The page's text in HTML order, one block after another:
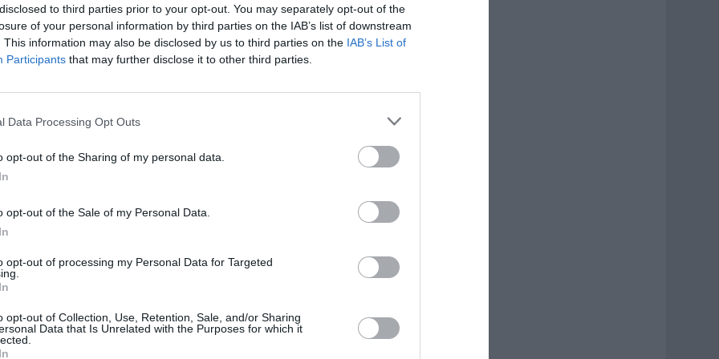
to third parties prior to your opt-out. You may separately opt-out of the
of your personal information by third parties on the IAB’s list of downstream
This information may also be disclosed by us to third parties on the IAB’s List of
Participants that may further disclose it to other third parties.
Data Processing Opt Outs
opt-out of the Sharing of my personal data.
opt-out of the Sale of my Personal Data.
opt-out of processing my Personal Data for Targeted
opt-out of Collection, Use, Retention, Sale, and/or Sharing
Data that Is Unrelated with the Purposes for which it
, un bunprocentde 70%ar trebui să
devoturi.Mitulde nezdruncinateste că
.
cea română. Dintre aceştia
vor să voteze cu dreapta. Şi asta în
O dreaptă moderată, cu siguranţă
un ipotetic vot în favoarea Cavalerului
deja lui Ceauşescu.
vârful dezideratelor pun mereu ordinea
cazul albanezilor trebuie făcută
aici la noi vor vota probabil cu stânga.
trăiesc în centrul Italiei şi că sunt
de stânga.